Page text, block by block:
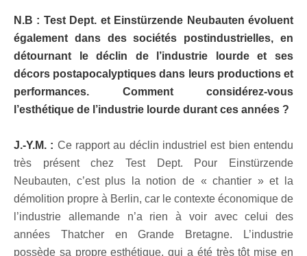
N.B : Test Dept. et Einstürzende Neubauten évoluent
également dans des sociétés postindustrielles, en
détournant le déclin de l’industrie lourde et ses
décors postapocalyptiques dans leurs productions et
performances. Comment considérez-vous
l’esthétique de l’industrie lourde durant ces années ?
J.-Y.M. : Ce rapport au déclin industriel est bien entendu
très présent chez Test Dept. Pour Einstürzende
Neubauten, c’est plus la notion de « chantier » et la
démolition propre à Berlin, car le contexte économique de
l’industrie allemande n’a rien à voir avec celui des
années Thatcher en Grande Bretagne. L’industrie
possède sa propre esthétique, qui a été très tôt mise en